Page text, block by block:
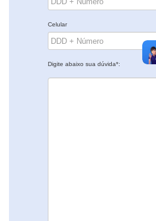
Celular
Digite abaixo sua dúvida*: